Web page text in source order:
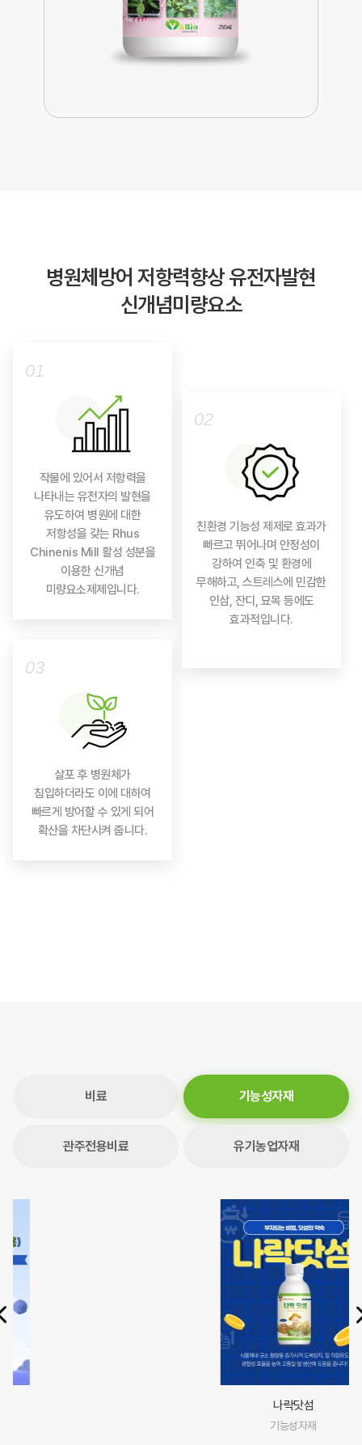
01
작물에 있어서 저항력을
나타내는 유전자의 발현을
유도하여 병원에 대한
저항성을 갖는 Rhus
Chinenis Mill 활성 성분을
이용한 신개념
미량요소제제입니다.
02
친환경 기능성 제제로 효과가
빠르고 뛰어나며 안정성이
강하여 인축 및 환경에
무해하고, 스트레스에 민감한
인삼, 잔디, 묘목 등에도
효과적입니다.
03
살포 후 병원체가
침입하더라도 이에 대하여
빠르게 방어할 수 있게 되어
확산을 차단시켜 줍니다.
병원체방어 저항력향상 유전자발현
신개념미량요소
비료 기능성자재
관주전용비료 유기농업자재